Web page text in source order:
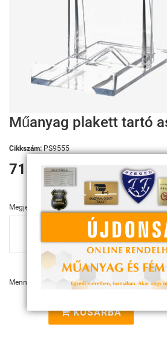
Műanyag plakett tartó
Cikkszám: PS9555
715 Ft
Megjegyzés
Mennyiség:
KOSÁRBA